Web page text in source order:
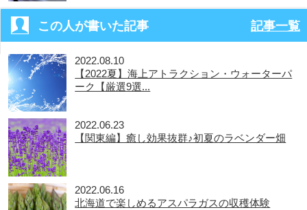
この人が書いた記事 記事一覧
2022.08.10
【2022夏】海上アトラクション・ウォーターパ
ーク【厳選9選...
2022.06.23
【関東編】癒し効果抜群♪初夏のラベンダー畑
2022.06.16
北海道で楽しめるアスパラガスの収穫体験